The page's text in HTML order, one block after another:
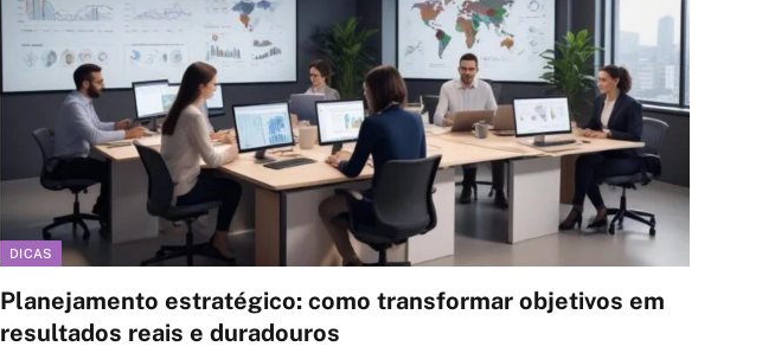
DICAS
Planejamento estratégico: como transformar objetivos em
resultados reais e duradouros